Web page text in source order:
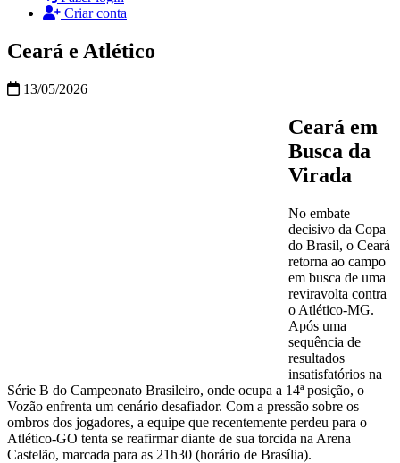
Criar conta
Ceará e Atlético
13/05/2026
Ceará em
Busca da
Virada
No embate
decisivo da Copa
do Brasil, o Ceará
retorna ao campo
em busca de uma
reviravolta contra
o Atlético-MG.
Após uma
sequência de
resultados
insatisfatórios na
Série B do Campeonato Brasileiro, onde ocupa a 14ª posição, o
Vozão enfrenta um cenário desafiador. Com a pressão sobre os
ombros dos jogadores, a equipe que recentemente perdeu para o
Atlético-GO tenta se reafirmar diante de sua torcida na Arena
Castelão, marcada para as 21h30 (horário de Brasília).